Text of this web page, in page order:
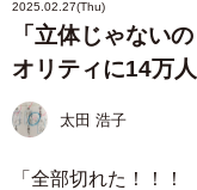
2025.02.27(Thu)
「立体じゃない
オリティに14万
太田 浩子
「全部切れた！！！